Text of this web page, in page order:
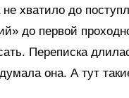
хватило до
до первой
Переписка
она. А тут